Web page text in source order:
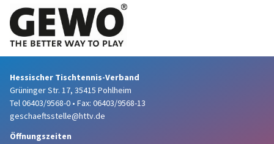
Hessischer Tischtennis-Verband
Grüninger Str. 17, 35415 Pohlheim
Tel 06403/9568-0 • Fax: 06403/9568-13
geschaeftsstelle@httv.de
Öffnungszeiten